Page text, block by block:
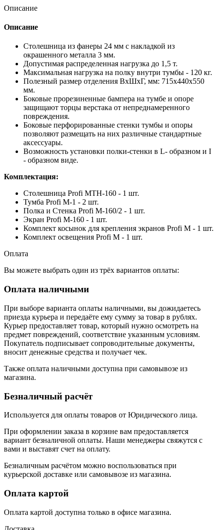
Описание
Описание
Столешница из фанеры 24 мм с накладкой из
окрашенного металла 3 мм.
Допустимая распределенная нагрузка до 1,5 т.
Максимальная нагрузка на полку внутри тумбы - 120 кг.
Полезный размер отделения ВхШхГ, мм: 715х440х550
мм.
Боковые прорезиненные бампера на тумбе и опоре
защищают торцы верстака от непреднамеренного
повреждения.
Боковые перфорированные стенки тумбы и опоры
позволяют размещать на них различные стандартные
аксессуары.
Возможность установки полки-стенки в L- образном и I
- образном виде.
Комплектация:
Столешница Profi MTH-160 - 1 шт.
Тумба Profi M-1 - 2 шт.
Полка и Стенка Profi M-160/2 - 1 шт.
Экран Profi M-160 - 1 шт.
Комплект косынок для крепления экранов Profi M - 1 шт.
Комплект освещения Profi M - 1 шт.
Оплата
Вы можете выбрать один из трёх вариантов оплаты:
Оплата наличными
При выборе варианта оплаты наличными, вы дожидаетесь
приезда курьера и передаёте ему сумму за товар в рублях.
Курьер предоставляет товар, который нужно осмотреть на
предмет повреждений, соответствие указанным условиям.
Покупатель подписывает сопроводительные документы,
вносит денежные средства и получает чек.
Также оплата наличными доступна при самовывозе из
магазина.
Безналичный расчёт
Используется для оплаты товаров от Юридического лица.
При оформлении заказа в корзине вам предоставляется
вариант безналичной оплаты. Наши менеджеры свяжутся с
вами и выставят счет на оплату.
Безналичным расчётом можно воспользоваться при
курьерской доставке или самовывозе из магазина.
Оплата картой
Оплата картой доступна только в офисе магазина.